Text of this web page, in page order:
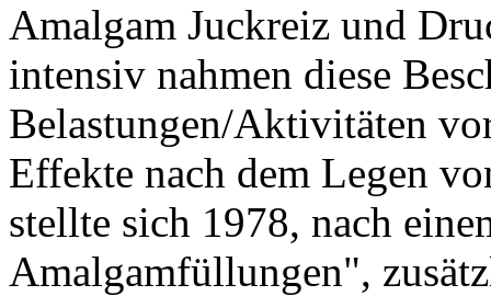
Amalgam Juckreiz und
intensiv nahmen diese
Belastungen/Aktivitäten
Effekte nach dem Legen
stellte sich 1978, nach
Amalgamfüllungen",